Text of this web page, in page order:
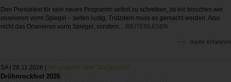
Den Pressetext für sein neues Programm selbst zu schreiben, ist ein bisschen wie
onanieren vorm Spiegel – selten lustig. Trotzdem muss es gemacht werden. Also
nicht das Onanieren vorm Spiegel, sondern... WEITERLESEN
mehr erfahren
SA | 28.11.2026 |Veranstalter: Alter Schlachthof
Dröhnrockfest 2026